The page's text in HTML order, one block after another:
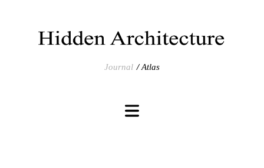
Journal Atlas